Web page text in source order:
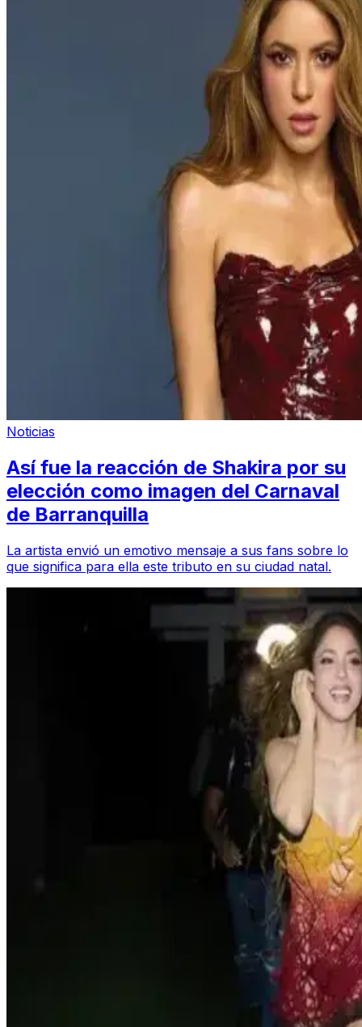
Noticias
Así fue la reacción de Shakira por su
elección como imagen del Carnaval
de Barranquilla
La artista envió un emotivo mensaje a sus fans sobre lo
que significa para ella este tributo en su ciudad natal.